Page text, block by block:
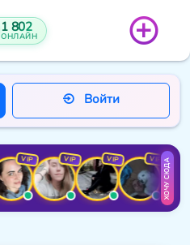
1 802
ОНЛАЙН
Войти
VIP VIP VIP VIP ХОЧУ СЮДА